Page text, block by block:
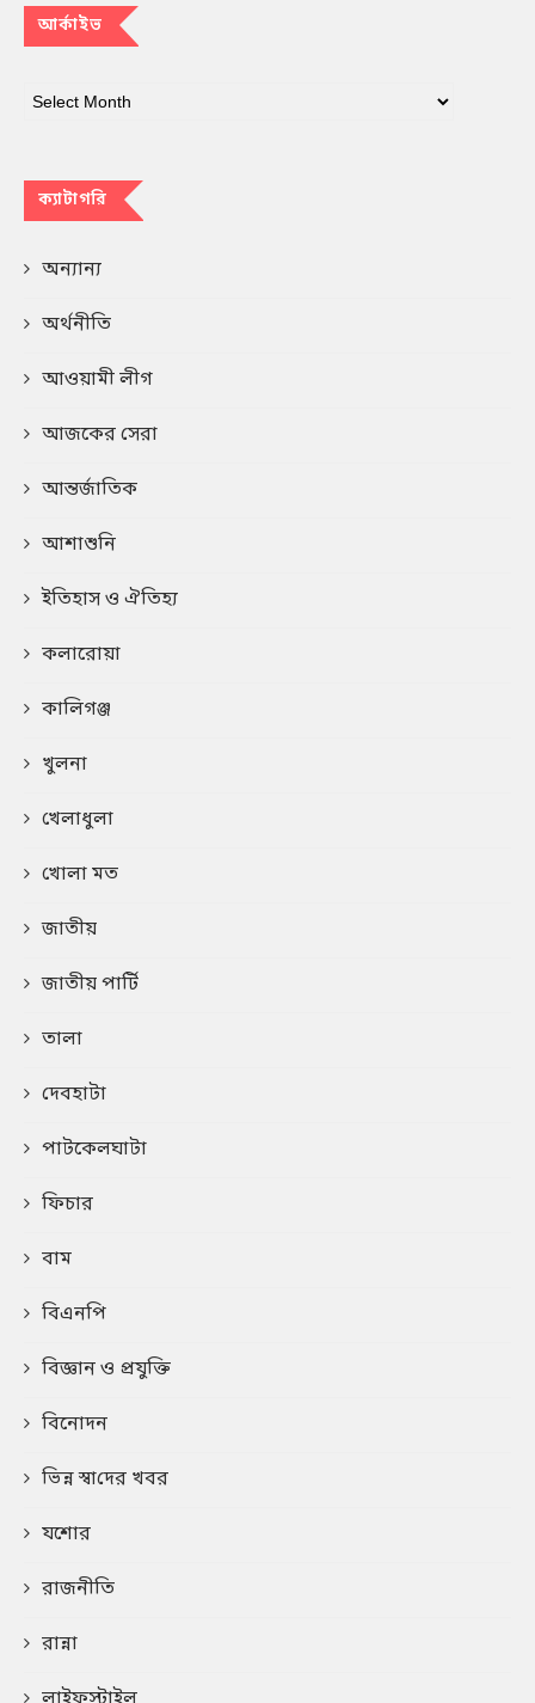
আর্কাইভ
ক্যাটাগরি
অন্যান্য
অর্থনীতি
আওয়ামী লীগ
আজকের সেরা
আন্তর্জাতিক
আশাশুনি
ইতিহাস ও ঐতিহ্য
কলারোয়া
কালিগঞ্জ
খুলনা
খেলাধুলা
খোলা মত
জাতীয়
জাতীয় পার্টি
তালা
দেবহাটা
পাটকেলঘাটা
ফিচার
বাম
বিএনপি
বিজ্ঞান ও প্রযুক্তি
বিনোদন
ভিন্ন স্বা‌দের খবর
যশোর
রাজনীতি
রান্না